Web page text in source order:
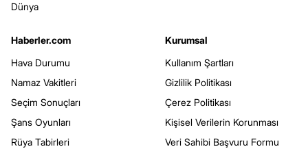
Dünya
Haberler.com
Hava Durumu
Namaz Vakitleri
Seçim Sonuçları
Şans Oyunları
Rüya Tabirleri
Kurumsal
Kullanım Şartları
Gizlilik Politikası
Çerez Politikası
Kişisel Verilerin Korunması
Veri Sahibi Başvuru Formu